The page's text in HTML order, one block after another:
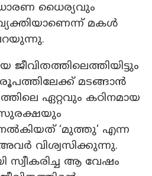
ധൈര്യവും
മകൾ
മടങ്ങാൻ
ഏറ്റവും കഠിനമായ
സുരക്ഷയും
‘മുത്തു’ എന്ന
വിശ്വസിക്കുന്നു.
സ്വീകരിച്ച ആ വേഷം